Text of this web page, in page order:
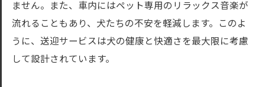
ません。また、車内にはペット専用のリラックス音楽が
流れることもあり、犬たちの不安を軽減します。このよ
うに、送迎サービスは犬の健康と快適さを最大限に考慮
して設計されています。